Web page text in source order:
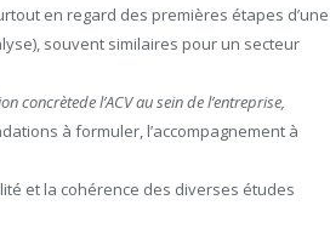
en regard des premières étapes d’une
souvent similaires pour un secteur
concrètede l’ACV au sein de l’entreprise,
à formuler, l’accompagnement à
et la cohérence des diverses études